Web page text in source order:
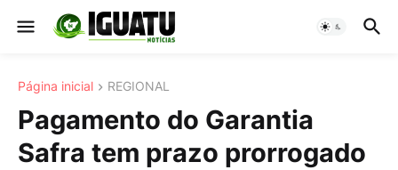
Página inicial REGIONAL
Pagamento do Garantia
Safra tem prazo prorrogado